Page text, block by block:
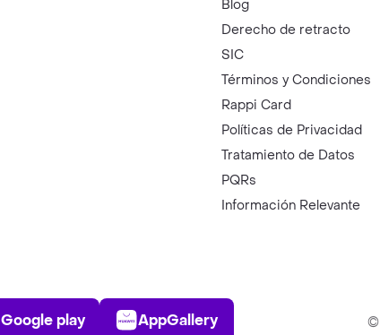
Blog
Derecho de retracto
SIC
Términos y Condiciones
Rappi Card
Políticas de Privacidad
Tratamiento de Datos
PQRs
Información Relevante
Play Store
Google play
AppGallery
AppGallery ©